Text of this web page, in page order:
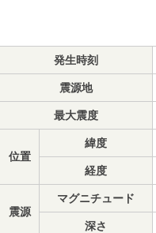
発生時刻
震源地
最大震度
位置
緯度
経度
震源
マグニチュード
深さ